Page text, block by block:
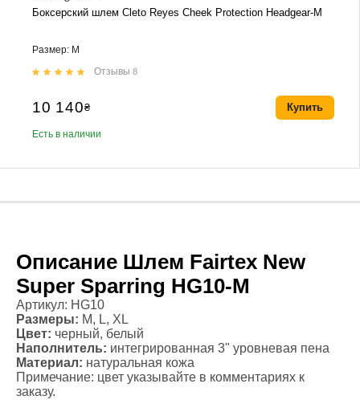
Боксерский шлем Cleto Reyes Cheek Protection Headgear-M
Размер: M
Отзывы8
10 140₴
Есть в наличии
Купить
Описание Шлем Fairtex New
Super Sparring HG10-M
Артикул: HG10
Размеры: М, L, XL
Цвет: черный, белый
Наполнитель: интегрированная 3" уровневая пена
Материал: натуральная кожа
Примечание: цвет указывайте в комментариях к
заказу.